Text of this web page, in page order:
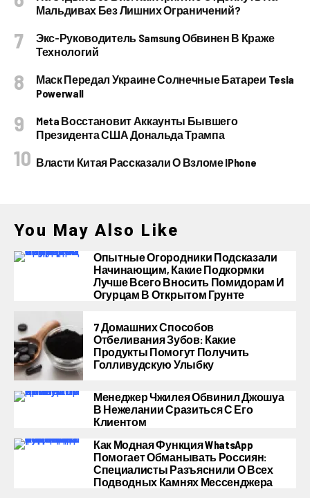
Мальдивах Без Лишних Ограничений?
Экс-Руководитель Samsung Обвинен В Краже
Технологий
Маск Передал Украине Солнечные Батареи Tesla
Powerwall
Meta Восстановит Аккаунты Бывшего
Президента США Дональда Трампа
Власти Китая Рассказали О Взломе IPhone
You May Also Like
Опытные Огородники Подсказали
Начинающим, Какие Подкормки
Лучше Всего Вносить Помидорам И
Огурцам В Открытом Грунте
7 Домашних Способов
Отбеливания Зубов: Какие
Продукты Помогут Получить
Голливудскую Улыбку
Менеджер Чжилея Обвинил Джошуа
В Нежелании Сразиться С Его
Клиентом
Как Модная Функция WhatsApp
Помогает Обманывать Россиян:
Специалисты Разъяснили О Всех
Подводных Камнях Мессенджера